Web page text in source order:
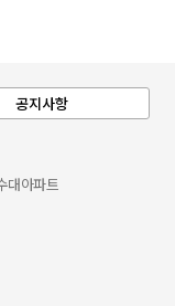
공지사항
대아파트